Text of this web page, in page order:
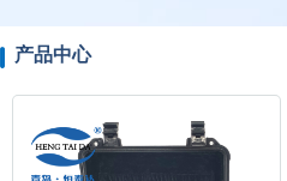
产品中心